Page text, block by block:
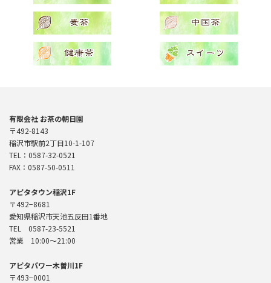
有限会社 お茶の朝日園
〒492-8143
稲沢市駅前2丁目10-1-107
TEL：0587-32-0521
FAX：0587-50-0511
アピタタウン稲沢1F
〒492−8681
愛知県稲沢市天池五反田1番地
TEL 0587-23-5521
営業 10:00〜21:00
アピタパワー木曽川1F
〒493−0001